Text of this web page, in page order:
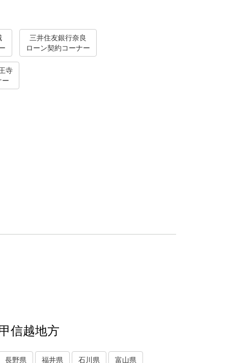
三井住友銀行奈良
ローン契約コーナー
寺
ー
信越地方
長野県 福井県 石川県 富山県